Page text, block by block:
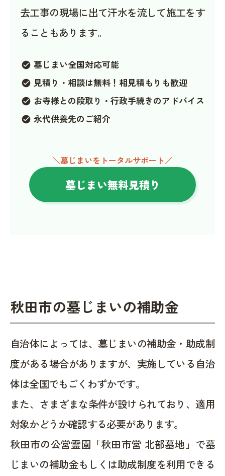
去工事の現場に出て汗水を流して施工をす
ることもあります。
check_circle 墓じまい全国対応可能
check_circle 見積り・相談は無料！相見積もりも歓迎
check_circle お寺様との段取り・行政手続きのアドバイス
check_circle 永代供養先のご紹介
＼墓じまいをトータルサポート／
墓じまい無料見積り
秋田市の墓じまいの補助金
自治体によっては、墓じまいの補助金・助成制
度がある場合がありますが、実施している自治
体は全国でもごくわずかです。
また、さまざまな条件が設けられており、適用
対象かどうか確認する必要があります。
秋田市の公営霊園「秋田市営 北部墓地」で墓
じまいの補助金もしくは助成制度を利用できる